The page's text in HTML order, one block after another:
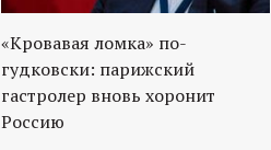
«Кровавая ломка» по-
гудковски: парижский
гастролер вновь хоронит
Россию